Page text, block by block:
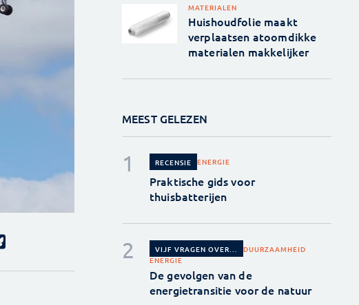
MATERIALEN
Huishoudfolie maakt
verplaatsen atoomdikke
materialen makkelijker
MEEST GELEZEN
RECENSIE ENERGIE
Praktische gids voor
thuisbatterijen
VIJF VRAGEN OVER...
DUURZAAMHEID
ENERGIE
De gevolgen van de
energietransitie voor de natuur